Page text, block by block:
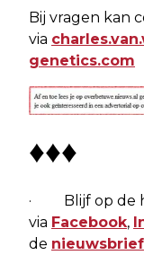
Bij vragen kan
via
genetics.com
♦♦♦
· Blijf op de
via Facebook,
de nieuwsbrief